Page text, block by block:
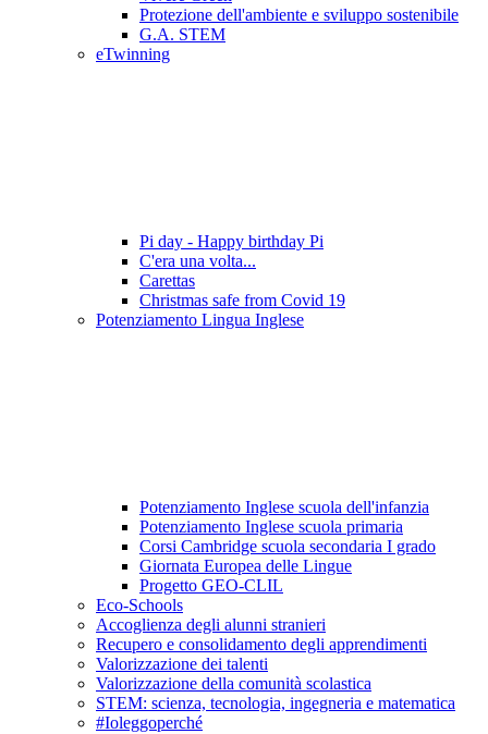
Protezione dell'ambiente e sviluppo sostenibile
G.A. STEM
eTwinning
Pi day - Happy birthday Pi
C'era una volta...
Carettas
Christmas safe from Covid 19
Potenziamento Lingua Inglese
Potenziamento Inglese scuola dell'infanzia
Potenziamento Inglese scuola primaria
Corsi Cambridge scuola secondaria I grado
Giornata Europea delle Lingue
Progetto GEO-CLIL
Eco-Schools
Accoglienza degli alunni stranieri
Recupero e consolidamento degli apprendimenti
Valorizzazione dei talenti
Valorizzazione della comunità scolastica
STEM: scienza, tecnologia, ingegneria e matematica
#Ioleggoperché